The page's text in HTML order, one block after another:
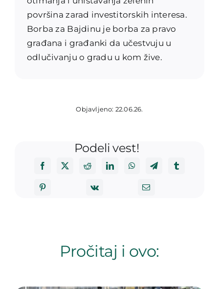
površina zarad investitorskih interesa.
Borba za Bajdinu je borba za pravo
građana i građanki da učestvuju u
odlučivanju o gradu u kom žive.
Objavljeno: 22.06.26.
Podeli vest!
Pročitaj i ovo: